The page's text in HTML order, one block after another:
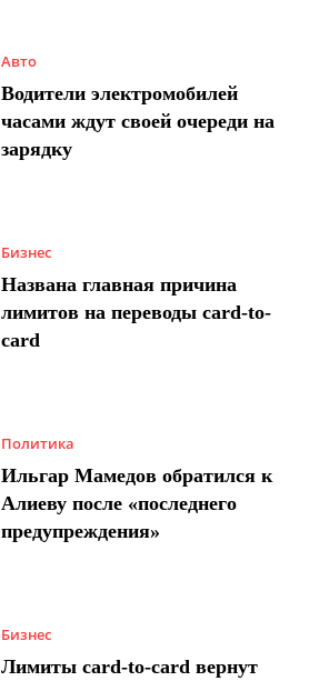
Авто
Водители электромобилей
часами ждут своей очереди на
зарядку
Бизнес
Названа главная причина
лимитов на переводы card-to-
card
Политика
Ильгар Мамедов обратился к
Алиеву после «последнего
предупреждения»
Бизнес
Лимиты card-to-card вернут